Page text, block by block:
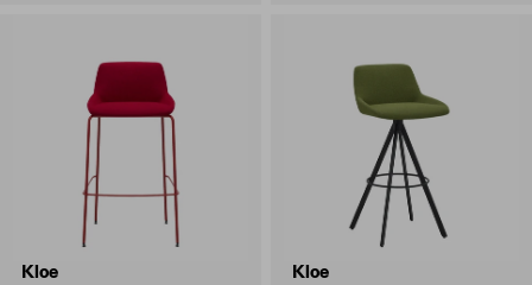
Kloe
Kloe